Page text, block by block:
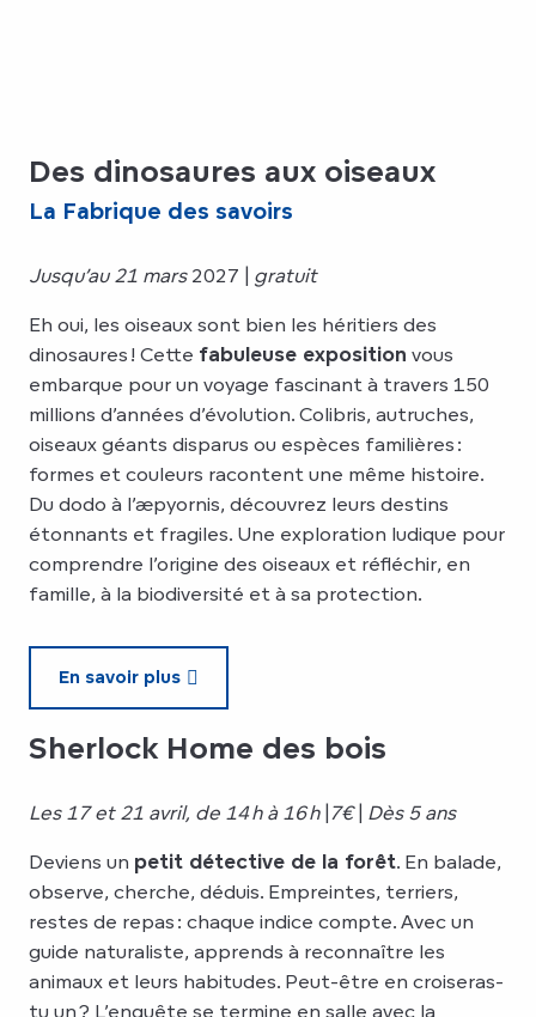
Des dinosaures aux oiseaux
La Fabrique des savoirs
Jusqu’au 21 mars2027 | gratuit
Eh oui, les oiseaux sont bien les héritiers des
dinosaures ! Cette fabuleuse exposition vous
embarque pour un voyage fascinant à travers 150
millions d’années d’évolution. Colibris, autruches,
oiseaux géants disparus ou espèces familières :
formes et couleurs racontent une même histoire.
Du dodo à l’æpyornis, découvrez leurs destins
étonnants et fragiles. Une exploration ludique pour
comprendre l’origine des oiseaux et réfléchir, en
famille, à la biodiversité et à sa protection.
En savoir plus
Sherlock Home des bois
Les 17 et 21 avril, de 14 h à 16 h | 7€| Dès 5 ans
Deviens un petit détective de la forêt. En balade,
observe, cherche, déduis. Empreintes, terriers,
restes de repas : chaque indice compte. Avec un
guide naturaliste, apprends à reconnaître les
animaux et leurs habitudes. Peut-être en croiseras-
tu un ? L’enquête se termine en salle avec la